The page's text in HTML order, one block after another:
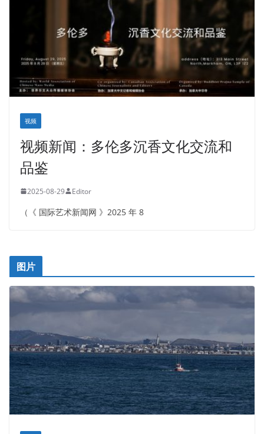
视频
视频新闻：多伦多沉香文化交流和
品鉴
2025-08-29 Editor
（《 国际艺术新闻网 》2025 年 8
图片